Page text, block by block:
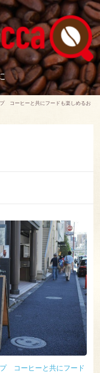
コーヒーと共にフードも楽しめるお
コーヒーと共にフード